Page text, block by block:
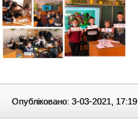
Опубліковано: 3-03-2021, 17:19